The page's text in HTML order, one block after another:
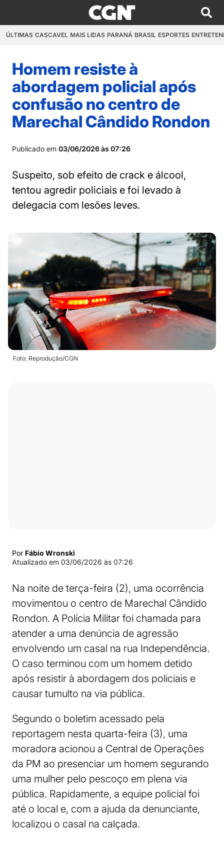
ÚLTIMAS CASCAVEL MAIS LIDAS PARANÁ BRASIL ESPORTES
Homem resiste à
abordagem policial após
confusão no centro de
Marechal Cândido Rondon
Publicado em 03/06/2026 às 07:26
Suspeito, sob efeito de crack e álcool,
tentou agredir policiais e foi levado à
delegacia com lesões leves.
Foto: Reprodução/CGN
Por Fábio Wronski
Atualizado em 03/06/2026 às 07:26
Na noite de terça-feira (2), uma ocorrência
movimentou o centro de Marechal Cândido
Rondon. A Polícia Militar foi chamada para
atender a uma denúncia de agressão
envolvendo um casal na rua Independência.
O caso terminou com um homem detido
após resistir à abordagem dos policiais e
causar tumulto na via pública.
Segundo o boletim acessado pela
reportagem nesta quarta-feira (3), uma
moradora acionou a Central de Operações
da PM ao presenciar um homem segurando
uma mulher pelo pescoço em plena via
pública. Rapidamente, a equipe policial foi
até o local e, com a ajuda da denunciante,
localizou o casal na calçada.